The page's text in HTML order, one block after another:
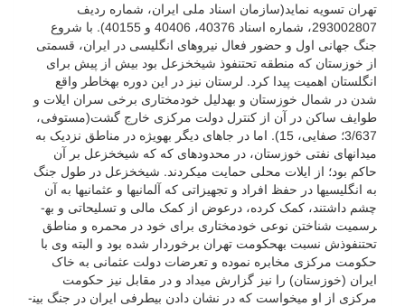
تهران تسویه نماید(سازمان اسناد ملی ایران، شماره ردیف
293002807، شماره اسناد 40376، 40406 و 40155). با شروع
جنگ جهانی اول و حضور فعال نیروهای انگلیسی در ایران، قسمتی
از خوزستان که منطقه تحت­نفوذ شیخ­خزعل بود بیش از پیش برای
انگلستان اهمیت پیدا کرد. لرستان نیز در این دوره به­خاطر واقع
شدن در شمال خوزستان و به­دلیل خودمختاری برخی سران ایلات و
طوایف ساکن در آن از کنترل دولت مرکزی خارج گشت(مستوفی،
3/637؛ صفایی، 15). اما در جاهای دیگر به­ویژه در مناطق نزدیک به
میدان­های نفتی خوزستان، در محدوده­ای که که شیخ­خزعل بر آن
حاکم بود؛ از ایلات محلی حمایت می­کردند. شیخ­خزعل در طول جنگ
به انگلیسی­ها در حفظ افراد و تجهیزاتی که آلمانی­ها و عثمانی­ها به آن
چشم داشتند، کمک کرده، درعوض از کمک مالی و تسلیحاتی و به­
رسمیت شناختن نوعی خودمختاری برای خود در محمره و مناطق
تحت­نفوذش نسبت به­حکومت تهران برخوردار شده بود و البته وی با
حکومت مرکزی مخابره نموده و تعرضات دولت عثمانی به خاک
ایران (خوزستان) را نیز گزارش می­داد و در مقابل نیز حکومت
مرکزی از او می­خواست که در نشان دادن بی­طرفی ایران در جنگ بین­